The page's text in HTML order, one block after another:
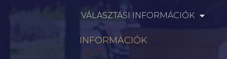
VÁLASZTÁSI INFORMÁCIÓK
INFORMÁCIÓK